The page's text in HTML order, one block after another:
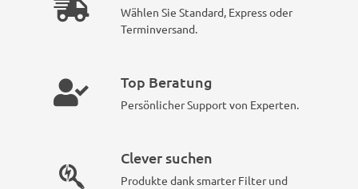
Wählen Sie Standard, Express oder
Terminversand.
Top Beratung
Persönlicher Support von Experten.
Clever suchen
Produkte dank smarter Filter und